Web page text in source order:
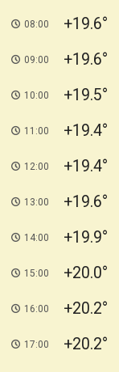
08:00 +19.6
09:00 +19.6
10:00 +19.5
11:00 +19.4
12:00 +19.4
13:00 +19.6
14:00 +19.9
15:00 +20.0
16:00 +20.2
17:00 +20.2